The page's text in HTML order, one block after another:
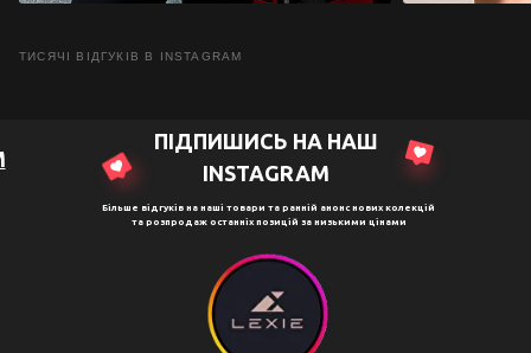
ТИСЯЧІ ВІДГУКІВ В INSTAGRAM
ПІДПИШИСЬ НА НАШ
ІNSTAGRAM
Більше відгуків на наші товари та ранній анонс нових колекцій
та розпродаж останніх позицій за низькими цінами